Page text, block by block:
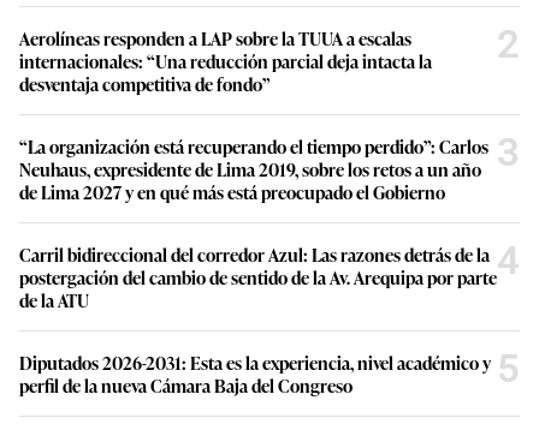
Aerolíneas responden a LAP sobre la TUUA a escalas
internacionales: “Una reducción parcial deja intacta la
desventaja competitiva de fondo”
2
“La organización está recuperando el tiempo perdido”: Carlos
Neuhaus, expresidente de Lima 2019, sobre los retos a un año
de Lima 2027 y en qué más está preocupado el Gobierno
3
Carril bidireccional del corredor Azul: Las razones detrás de la
postergación del cambio de sentido de la Av. Arequipa por parte
de la ATU
4
Diputados 2026-2031: Esta es la experiencia, nivel académico y
perfil de la nueva Cámara Baja del Congreso
5